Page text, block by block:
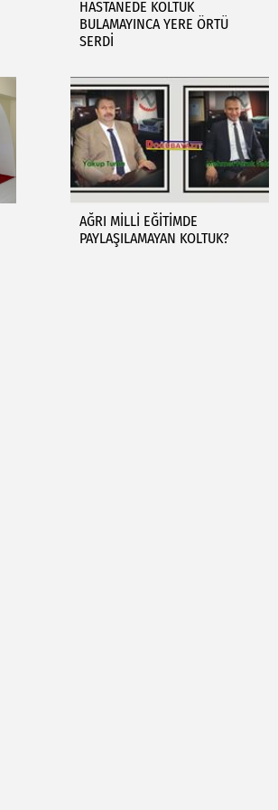
HASTANEDE KOLTUK
BULAMAYINCA YERE ÖRTÜ
SERDİ
AĞRI MİLLİ EĞİTİMDE
PAYLAŞILAMAYAN KOLTUK?